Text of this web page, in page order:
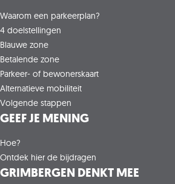
Waarom een parkeerplan?
4 doelstellingen
Blauwe zone
Betalende zone
Parkeer- of bewonerskaart
Alternatieve mobiliteit
Volgende stappen
GEEF JE MENING
Hoe?
Ontdek hier de bijdragen
GRIMBERGEN DENKT MEE